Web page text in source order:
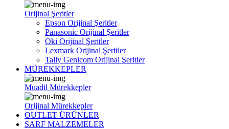
Orijinal Şeritler
Epson Orijinal Şeritler
Panasonic Orijinal Şeritler
Oki Orijinal Şeritler
Lexmark Orijinal Şeritler
Tally Genicom Orijinal Şeritler
MÜREKKEPLER
Muadil Mürekkepler
Orijinal Mürekkepler
OUTLET ÜRÜNLER
SARF MALZEMELER